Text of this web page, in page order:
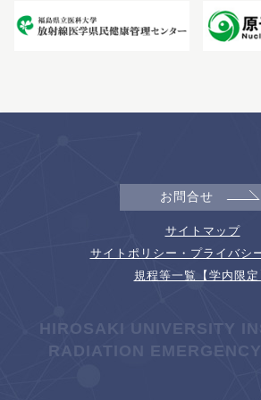
お問合せ
サイトマップ
サイトポリシー・プライバシ
規程等一覧【学内限定
HIROSAKI UNIVERSITY
RADIATION